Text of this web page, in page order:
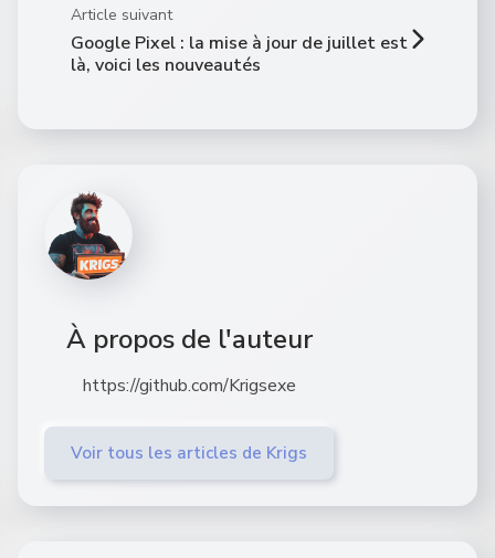
Article suivant
Google Pixel : la mise à jour de juillet est
là, voici les nouveautés
À propos de l'auteur
https://github.com/Krigsexe
Voir tous les articles de Krigs